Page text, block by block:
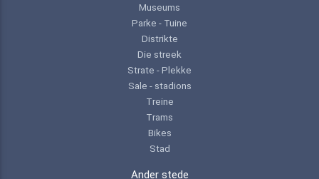
Museums
Parke - Tuine
Distrikte
Die streek
Strate - Plekke
Sale - stadions
Treine
Trams
Bikes
Stad
Ander stede